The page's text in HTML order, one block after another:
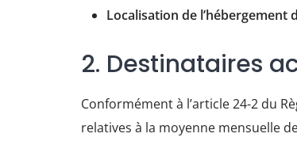
Localisation de l’hébergement
2. Destinataires
Conformément à l’article 24-2 du
relatives à la moyenne mensuelle